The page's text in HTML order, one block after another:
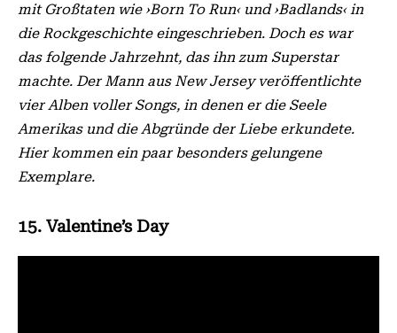
mit Großtaten wie ›Born To Run‹ und ›Badlands‹ in
die Rockgeschichte eingeschrieben. Doch es war
das folgende Jahrzehnt, das ihn zum Superstar
machte. Der Mann aus New Jersey veröffentlichte
vier Alben voller Songs, in denen er die Seele
Amerikas und die Abgründe der Liebe erkundete.
Hier kommen ein paar besonders gelungene
Exemplare.
15. Valentine’s Day